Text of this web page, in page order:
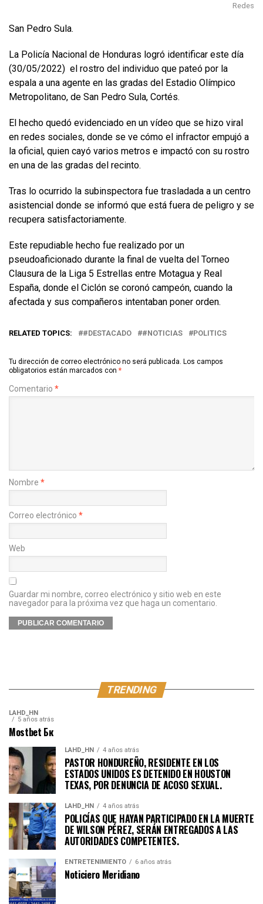
Redes
San Pedro Sula.
La Policía Nacional de Honduras logró identificar este día
(30/05/2022) el rostro del individuo que pateó por la
espala a una agente en las gradas del Estadio Olímpico
Metropolitano, de San Pedro Sula, Cortés.
El hecho quedó evidenciado en un vídeo que se hizo viral
en redes sociales, donde se ve cómo el infractor empujó a
la oficial, quien cayó varios metros e impactó con su rostro
en una de las gradas del recinto.
Tras lo ocurrido la subinspectora fue trasladada a un centro
asistencial donde se informó que está fuera de peligro y se
recupera satisfactoriamente.
Este repudiable hecho fue realizado por un
pseudoaficionado durante la final de vuelta del Torneo
Clausura de la Liga 5 Estrellas entre Motagua y Real
España, donde el Ciclón se coronó campeón, cuando la
afectada y sus compañeros intentaban poner orden.
RELATED TOPICS: #DESTACADO #NOTICIAS POLITICS
Tu dirección de correo electrónico no será publicada. Los campos
obligatorios están marcados con *
Comentario *
Nombre *
Correo electrónico *
Web
Guardar mi nombre, correo electrónico y sitio web en este
navegador para la próxima vez que haga un comentario.
TRENDING
LAHD_HN
5 años atrás
Mostbet Бк
LAHD_HN 4 años atrás
PASTOR HONDUREÑO, RESIDENTE EN LOS
ESTADOS UNIDOS ES DETENIDO EN HOUSTON
TEXAS, POR DENUNCIA DE ACOSO SEXUAL.
LAHD_HN 4 años atrás
POLICÍAS QUE HAYAN PARTICIPADO EN LA MUERTE
DE WILSON PÉREZ, SERÁN ENTREGADOS A LAS
AUTORIDADES COMPETENTES.
ENTRETENIMIENTO 6 años atrás
Noticiero Meridiano